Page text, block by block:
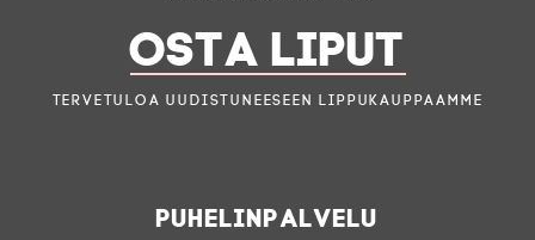
OSTA LIPUT
Tervetuloa uudistuneeseen lippukauppaamme
Puhelinpalvelu